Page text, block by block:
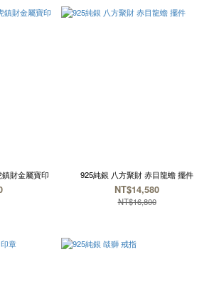
鎮財金屬寶印 925純銀 八方聚財 赤目龍蟾 擺件
NT$14,580
NT$16,800